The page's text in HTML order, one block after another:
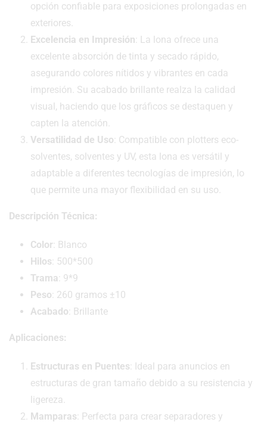
opción confiable para exposiciones prolongadas en
exteriores.
Excelencia en Impresión: La lona ofrece una
excelente absorción de tinta y secado rápido,
asegurando colores nítidos y vibrantes en cada
impresión. Su acabado brillante realza la calidad
visual, haciendo que los gráficos se destaquen y
capten la atención.
Versatilidad de Uso: Compatible con plotters eco-
solventes, solventes y UV, esta lona es versátil y
adaptable a diferentes tecnologías de impresión, lo
que permite una mayor flexibilidad en su uso.
Descripción Técnica:
Color: Blanco
Hilos: 500*500
Trama: 9*9
Peso: 260 gramos ±10
Acabado: Brillante
Aplicaciones:
Estructuras en Puentes: Ideal para anuncios en
estructuras de gran tamaño debido a su resistencia y
ligereza.
Mamparas: Perfecta para crear separadores y